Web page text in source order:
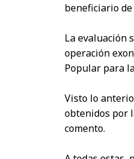
beneficiario
La evaluación
operación
Popular para
Visto lo
obtenidos por
comento.